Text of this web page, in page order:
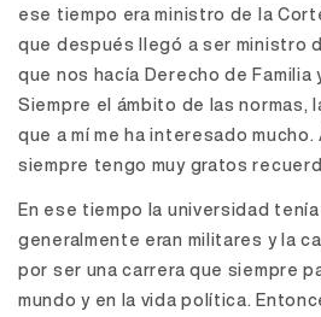
ese tiempo era ministro de la
que después llegó a ser ministro
que nos hacía Derecho de Familia
Siempre el ámbito de las normas,
que a mí me ha interesado
siempre tengo muy gratos
En ese tiempo la universidad
generalmente eran militares y la
por ser una carrera que siempre
mundo y en la vida política.